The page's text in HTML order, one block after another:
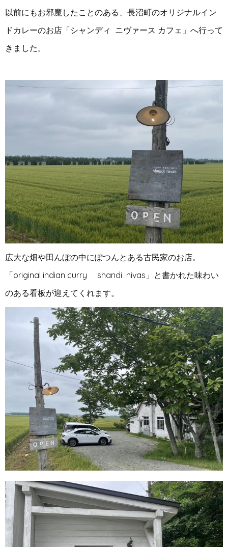
以前にもお邪魔したことのある、長沼町のオリジナルイン
ドカレーのお店 「シャンディ ニヴァース カフェ」へ行って
きました。
広大な畑や田んぼの中にぽつんとある古民家のお店。
「original indian curry shandi nivas 」と書かれた味わい
のある看板が迎えてくれます。